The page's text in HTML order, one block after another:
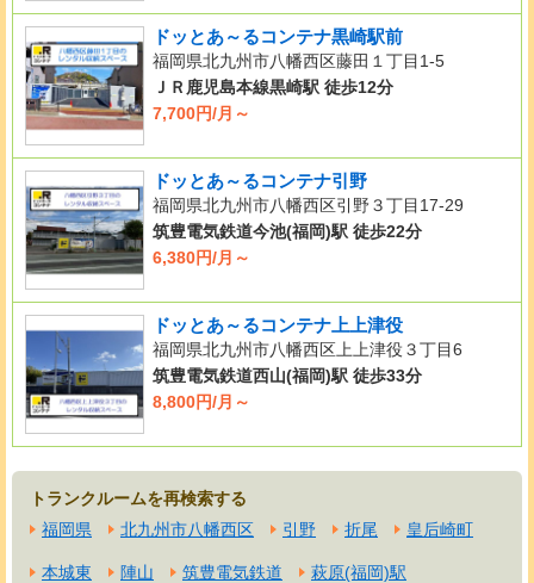
ドッとあ～るコンテナ黒崎駅前
福岡県北九州市八幡西区藤田１丁目1-5
ＪＲ鹿児島本線黒崎駅 徒歩12分
7,700円/月～
ドッとあ～るコンテナ引野
福岡県北九州市八幡西区引野３丁目17-29
筑豊電気鉄道今池(福岡)駅 徒歩22分
6,380円/月～
ドッとあ～るコンテナ上上津役
福岡県北九州市八幡西区上上津役３丁目6
筑豊電気鉄道西山(福岡)駅 徒歩33分
8,800円/月～
トランクルームを再検索する
福岡県
北九州市八幡西区 引野 折尾 皇后崎町
本城東 陣山 筑豊電気鉄道 萩原(福岡)駅